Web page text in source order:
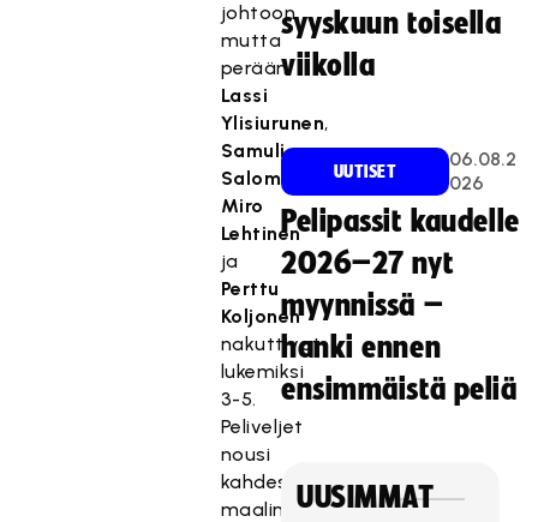
johtoon,
mutta
perään
Lassi
Ylisiurunen,
Samuli
Salomaa
Miro
Lehtinen
ja
Perttu
Koljonen
nakuttivat
lukemiksi
3-5.
Peliveljet
nousi
kahdesti
maalin
syyskuun toisella
viikolla
UUTISET
06.08.2
026
Pelipassit kaudelle
2026–27 nyt
myynnissä –
hanki ennen
ensimmäistä peliä
UUSIMMAT